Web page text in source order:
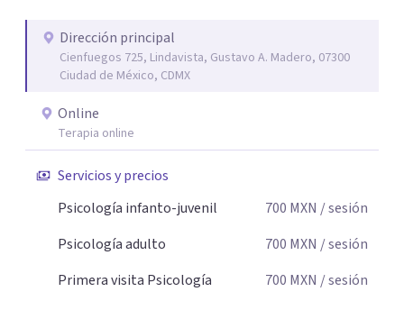
Dirección principal
Cienfuegos 725, Lindavista, Gustavo A. Madero, 07300
Ciudad de México, CDMX
Online
Terapia online
Servicios y precios
Psicología infanto-juvenil
700 MXN / sesión
Psicología adulto
700 MXN / sesión
Primera visita Psicología
700 MXN / sesión